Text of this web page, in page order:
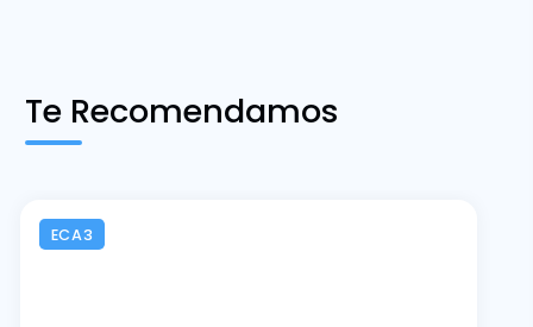
Te Recomendamos
ECA3